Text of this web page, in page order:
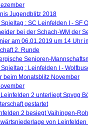
Jugendblitz 2018
: SC Leinfelden I - SF
bei der Schach-WM der
am 06.01.2019 um 14 Uhr
2. Runde
Senioren-
: Leinfelden I -
beim Monatsblitz November
2 unterliegt Spvgg
gestartet
2 besiegt Vaihingen-
von